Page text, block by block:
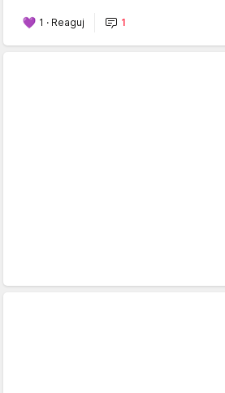
1 · Reaguj 1